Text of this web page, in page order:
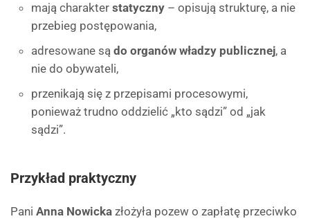
mają charakter statyczny – opisują strukturę, a nie
przebieg postępowania,
adresowane są do organów władzy publicznej, a
nie do obywateli,
przenikają się z przepisami procesowymi,
ponieważ trudno oddzielić „kto sądzi” od „jak
sądzi”.
Przykład praktyczny
Pani Anna Nowicka złożyła pozew o zapłatę przeciwko